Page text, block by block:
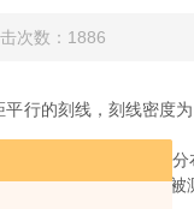
次数：1886
行的刻线，刻线密度
成大致按正弦规律分
信号输出，直接显示被